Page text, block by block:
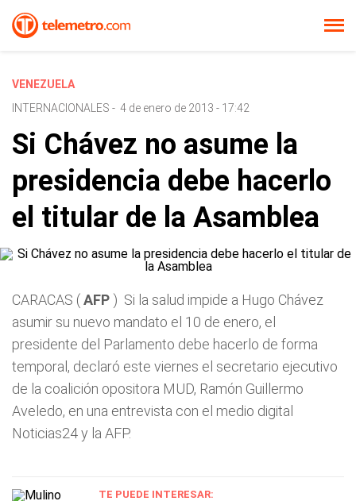
VENEZUELA
INTERNACIONALES - 4 de enero de 2013 - 17:42
Si Chávez no asume la
presidencia debe hacerlo
el titular de la Asamblea
CARACAS (AFP ) Si la salud impide a Hugo Chávez
asumir su nuevo mandato el 10 de enero, el
presidente del Parlamento debe hacerlo de forma
temporal, declaró este viernes el secretario ejecutivo
de la coalición opositora MUD, Ramón Guillermo
Aveledo, en una entrevista con el medio digital
Noticias24 y la AFP.
TE PUEDE INTERESAR: